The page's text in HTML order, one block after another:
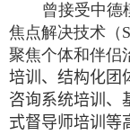
曾接受中德
焦点解决技术（
聚焦个体和伴侣
培训、结构化团
咨询系统培训、
式督导师培训等